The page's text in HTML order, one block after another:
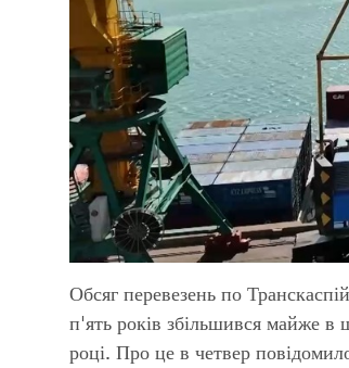
Обсяг перевезень по
п'ять років збільшився майже
році. Про це в четвер